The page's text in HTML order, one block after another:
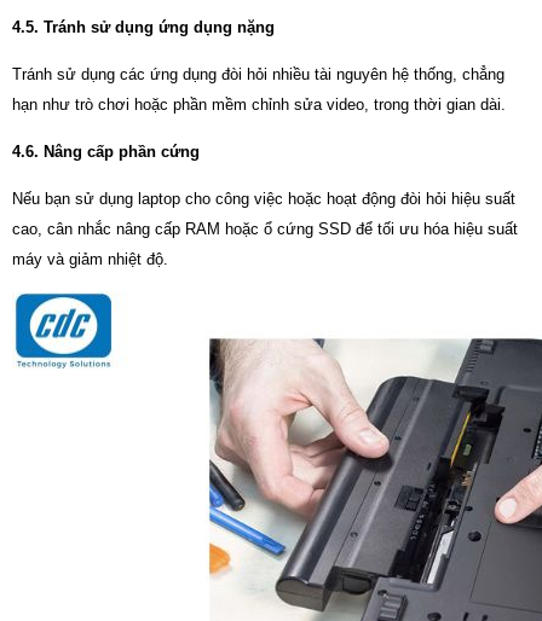
4.5. Tránh sử dụng ứng dụng nặng
Tránh sử dụng các ứng dụng đòi hỏi nhiều tài nguyên hệ thống, chẳng
hạn như trò chơi hoặc phần mềm chỉnh sửa video, trong thời gian dài.
4.6. Nâng cấp phần cứng
Nếu bạn sử dụng laptop cho công việc hoặc hoạt động đòi hỏi hiệu suất
cao, cân nhắc nâng cấp RAM hoặc ổ cứng SSD để tối ưu hóa hiệu suất
máy và giảm nhiệt độ.